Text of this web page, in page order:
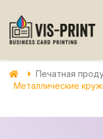
Печатная
Металлические